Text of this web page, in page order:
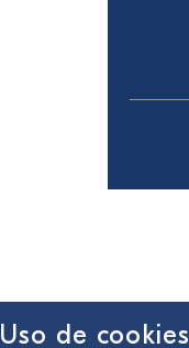
Uso de cookies